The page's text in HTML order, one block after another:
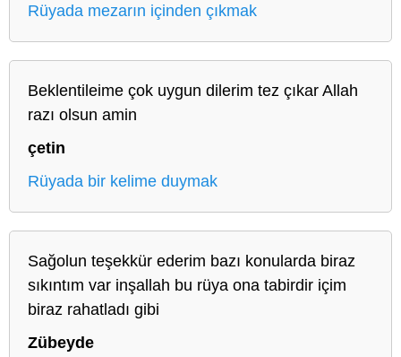
Rüyada mezarın içinden çıkmak
Beklentileime çok uygun dilerim tez çıkar Allah
razı olsun amin
çetin
Rüyada bir kelime duymak
Sağolun teşekkür ederim bazı konularda biraz
sıkıntım var inşallah bu rüya ona tabirdir içim
biraz rahatladı gibi
Zübeyde